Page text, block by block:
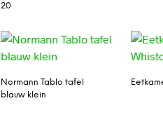
20
Normann Tablo tafel
blauw klein